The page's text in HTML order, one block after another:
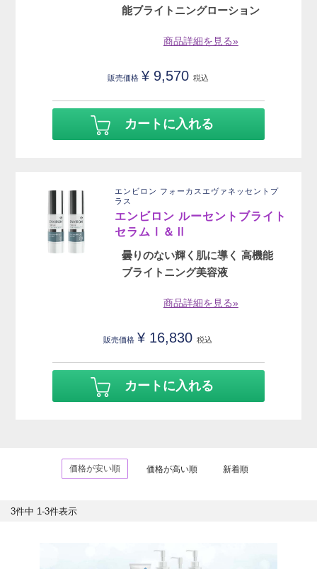
能ブライトニングローション
商品詳細を見る»
販売価格 ¥ 9,570 税込
カートに入れる
エンビロン フォーカスエヴァネッセントプ
ラス
エンビロン ルーセントブライト
セラムⅠ＆Ⅱ
曇りのない輝く肌に導く 高機能
ブライトニング美容液
商品詳細を見る»
販売価格 ¥ 16,830 税込
カートに入れる
価格が安い順 価格が高い順 新着順
3件中 1-3件表示